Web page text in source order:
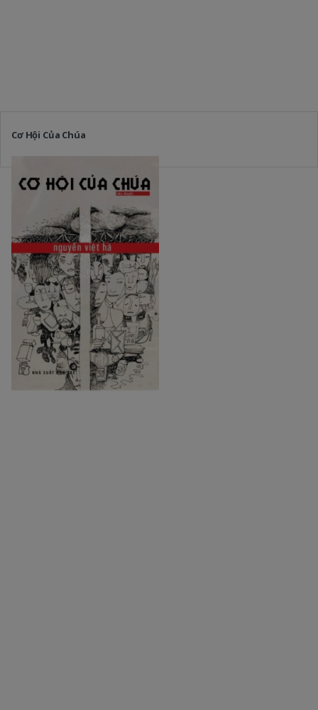
Cơ Hội Của Chúa